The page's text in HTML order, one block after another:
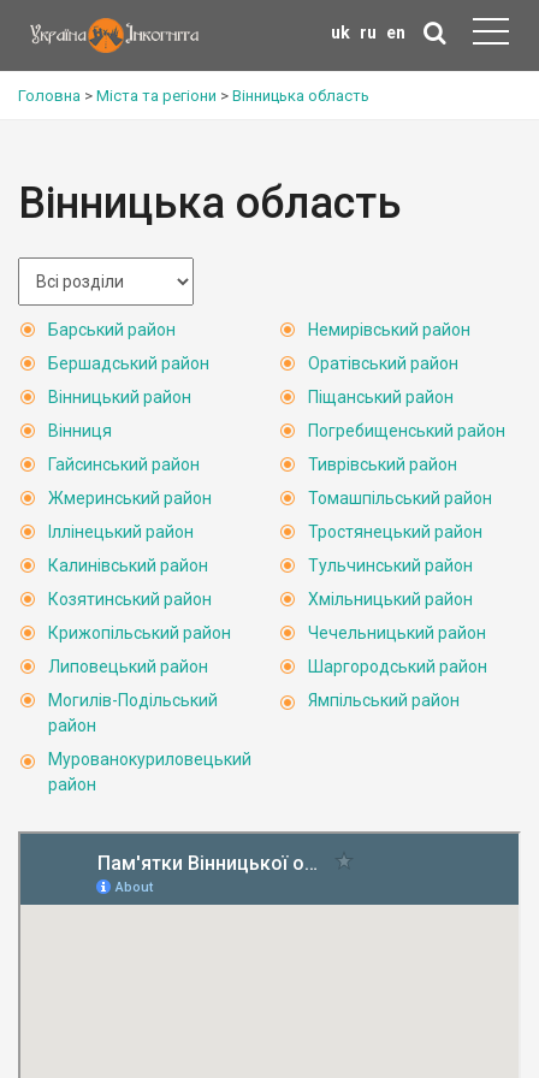
uk ru en
Головна > Міста та регіони > Вінницька область
Вінницька область
Барський район
Бершадський район
Вінницький район
Вінниця
Гайсинський район
Жмеринський район
Іллінецький район
Калинівський район
Козятинський район
Крижопільський район
Липовецький район
Могилів-Подільський
район
Мурованокуриловецький
район
Немирівський район
Оратівський район
Піщанський район
Погребищенський район
Тиврівський район
Томашпільський район
Тростянецький район
Тульчинський район
Хмільницький район
Чечельницький район
Шаргородський район
Ямпільський район